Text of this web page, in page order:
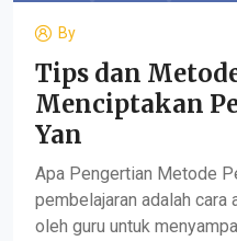
By
Tips dan
Menciptakan
Yan
Apa Pengertian Metode
pembelajaran adalah cara
oleh guru untuk